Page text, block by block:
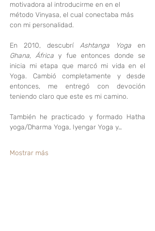
motivadora al introducirme en en el
método Vinyasa, el cual conectaba más
con mi personalidad.
En 2010, descubrí Ashtanga Yoga
Ghana, África y fue entonces donde se
inicia mi etapa que marcó mi vida en el
Yoga. Cambió completamente y desde
entonces, me entregó con devoción
teniendo claro que este es mi camino.
También he practicado y formado Hatha
yoga/Dharma Yoga, Iyengar Yoga y…
Mostrar más